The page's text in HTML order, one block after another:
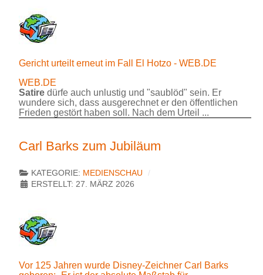
Gericht urteilt erneut im Fall El Hotzo - WEB.DE
WEB.DE
Satire dürfe auch unlustig und "saublöd" sein. Er
wundere sich, dass ausgerechnet er den öffentlichen
Frieden gestört haben soll. Nach dem Urteil ...
Carl Barks zum Jubiläum
KATEGORIE: MEDIENSCHAU
ERSTELLT: 27. MÄRZ 2026
Vor 125 Jahren wurde Disney-Zeichner Carl Barks